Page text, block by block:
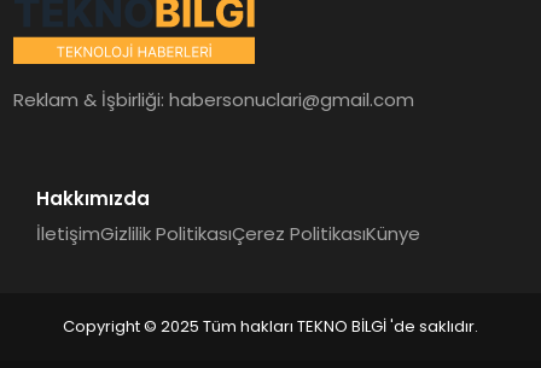
Reklam & İşbirliği:habersonuclari@gmail.com
Hakkımızda
İletişimGizlilik PolitikasıÇerez PolitikasıKünye
Copyright © 2025 Tüm hakları TEKNO BİLGİ 'de saklıdır.